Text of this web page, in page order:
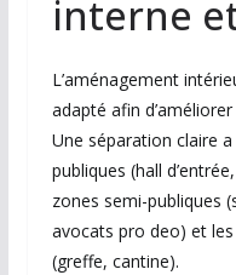
interne
L’aménagement
adapté afin
Une séparation claire
publiques (hall
zones semi-publiques
avocats pro deo) et
(greffe, cantine).